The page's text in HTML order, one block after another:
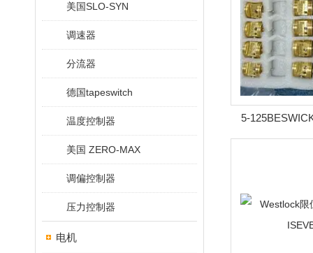
美国SLO-SYN
调速器
分流器
德国tapeswitch
温度控制器
美国 ZERO-MAX
调偏控制器
压力控制器
电机
5-